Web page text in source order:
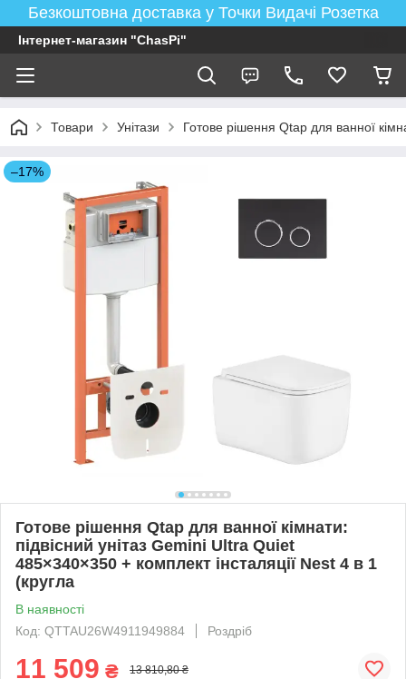
Безкоштовна доставка у Точки Видачі Розетка
Інтернет-магазин "ChasPi"
Товари Унітази Готове рішення Qtap для ванної
–17%
Готове рішення Qtap для ванної кімнати:
підвісний унітаз Gemini Ultra Quiet
485×340×350 + комплект інсталяції Nest 4 в 1
(кругла
В наявності
Код: QTTAU26W4911949884
Роздріб
11 509 ₴ 13 810,80 ₴